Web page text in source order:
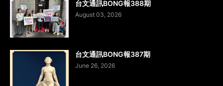
台文通訊BONG報388期
August 03, 2026
台文通訊BONG報387期
June 26, 2026